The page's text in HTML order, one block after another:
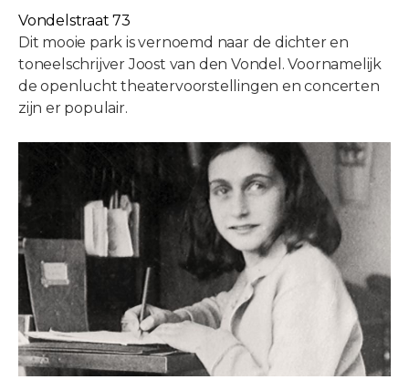
Vondelstraat 73
Dit mooie park is vernoemd naar de dichter en
toneelschrijver Joost van den Vondel. Voornamelijk
de openlucht theatervoorstellingen en concerten
zijn er populair.